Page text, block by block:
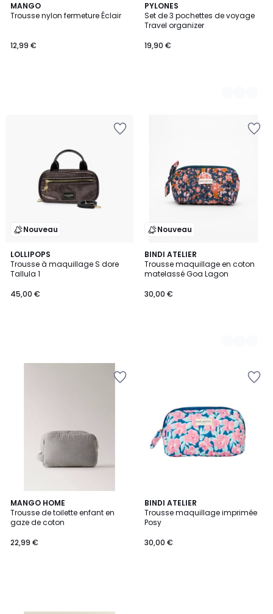
MANGO
Trousse nylon fermeture Éclair
12,99 €
PYLONES
Set de 3 pochettes de voyage
Travel organizer
19,90 €
11
Couleurs
Nouveau
LOLLIPOPS
Trousse à maquillage S dore
Tallula 1
45,00 €
Nouveau
BINDI ATELIER
Trousse maquillage en coton
matelassé Goa Lagon
30,00 €
2
Couleurs
MANGO HOME
Trousse de toilette enfant en
gaze de coton
22,99 €
BINDI ATELIER
Trousse maquillage imprimée
Posy
30,00 €